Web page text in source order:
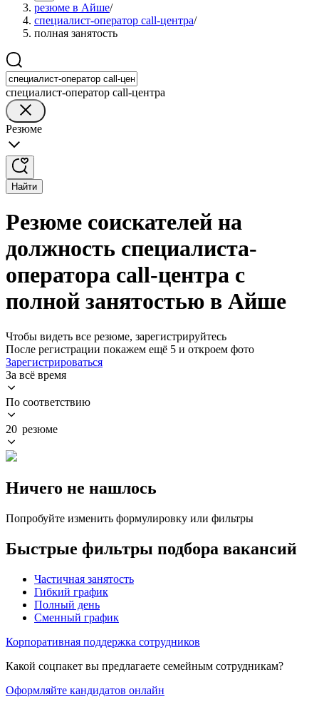
резюме в Айше/
специалист-оператор call-центра/
полная занятость
специалист-оператор call-центра
Резюме
Найти
Резюме соискателей на
должность специалиста-
оператора call-центра с
полной занятостью в Айше
Чтобы видеть все резюме, зарегистрируйтесь
После регистрации покажем ещё 5 и откроем фото
Зарегистрироваться
За всё время
По соответствию
20 резюме
Ничего не нашлось
Попробуйте изменить формулировку или фильтры
Быстрые фильтры подбора вакансий
Частичная занятость
Гибкий график
Полный день
Сменный график
Корпоративная поддержка сотрудников
Какой соцпакет вы предлагаете семейным сотрудникам?
Оформляйте кандидатов онлайн